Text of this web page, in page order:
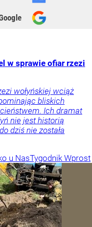
w sprawie ofiar rzezi
wołyńskiej wciąż
bliskich
Ich dramat
nie jest historią
dziś nie została
u NasTygodnik Wprost